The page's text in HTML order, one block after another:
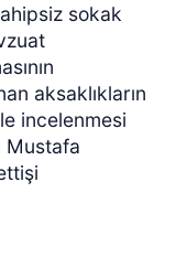
sokak
aksaklıkların
incelenmesi
Mustafa